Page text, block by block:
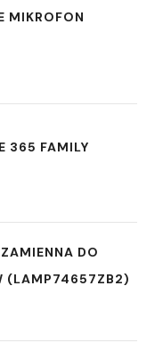
MIKROFON
365 FAMILY
DO
(LAMP74657ZB2)